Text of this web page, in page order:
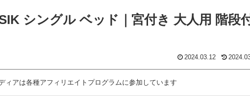
シングル ベッド｜宮付き 大人用 階段
2024.03.12
ィアは各種アフィリエイトプログラムに参加しています